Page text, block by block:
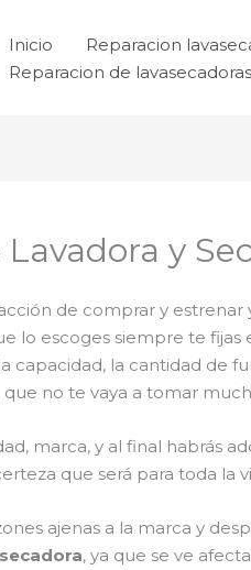
Inicio Reparacion
Reparacion de
y
de comprar y estrenar
lo escoges siempre te
capacidad, la cantidad de
no te vaya a tomar
marca, y al final habrás
que será para toda
ajenas a la marca y
, ya que se ve